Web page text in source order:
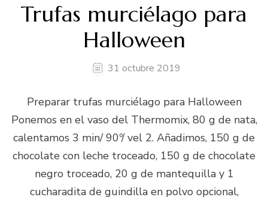
Trufas murciélago para
Halloween
31 octubre 2019
Preparar trufas murciélago para Halloween
Ponemos en el vaso del Thermomix, 80 g de nata,
calentamos 3 min/ 90º/ vel 2. Añadimos, 150 g de
chocolate con leche troceado, 150 g de chocolate
negro troceado, 20 g de mantequilla y 1
cucharadita de guindilla en polvo opcional,